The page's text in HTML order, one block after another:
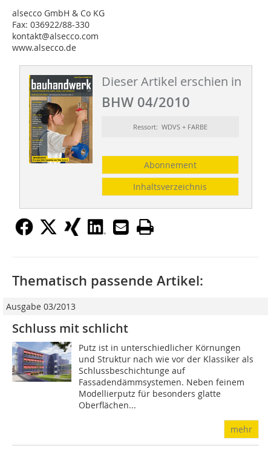
alsecco GmbH & Co KG
Fax: 036922/88-330
kontakt@alsecco.com
www.alsecco.de
Dieser Artikel erschien in
BHW 04/2010
Ressort: WDVS + FARBE
Abonnement
Inhaltsverzeichnis
Thematisch passende Artikel:
Ausgabe 03/2013
Schluss mit schlicht
Putz ist in unterschiedlicher Körnungen
und Struktur nach wie vor der Klassiker als
Schlussbeschichtunge auf
Fassadendämmsystemen. Neben feinem
Modellierputz für besonders glatte
Oberflächen...
mehr